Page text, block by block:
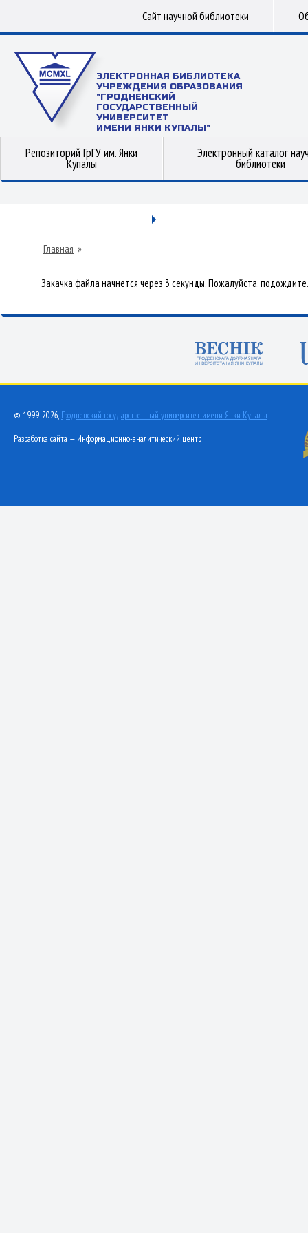
Сайт научной библиотеки
ЭЛЕКТРОННАЯ БИБЛИОТЕКА
УЧРЕЖДЕНИЯ ОБРАЗОВАНИЯ
"ГРОДНЕНСКИЙ
ГОСУДАРСТВЕННЫЙ
УНИВЕРСИТЕТ
ИМЕНИ ЯНКИ КУПАЛЫ"
Репозиторий ГрГУ им. Янки
Купалы
Электронный каталог
библиотеки
Главная »
Закачка файла начнется через 3 секунды. Пожалуйста, подождите.
© 1999-2026, Гродненский государственный университет имени Янки Купалы
Разработка сайта — Информационно-аналитический центр